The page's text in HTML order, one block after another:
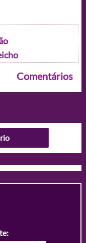
Comentários